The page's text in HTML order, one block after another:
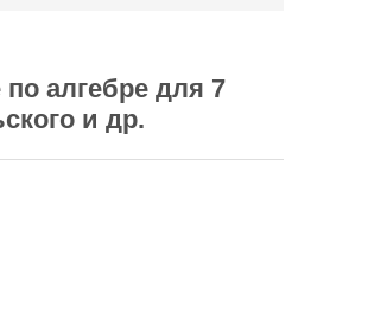
алгебре для 7
и др.